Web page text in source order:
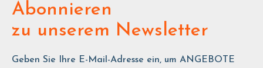
Abonnieren
zu unserem Newsletter
Geben Sie Ihre E-Mail-Adresse ein, um ANGEBOTE